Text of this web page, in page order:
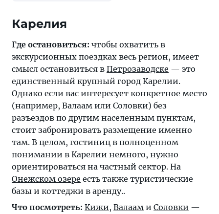
Где остановиться: чтобы охватить в
экскурсионных поездках весь регион, имеет
смысл остановиться в Петрозаводске — это
единственный крупный город Карелии.
Однако если вас интересует конкретное место
(например, Валаам или Соловки) без
разъездов по другим населенным пунктам,
стоит забронировать размещение именно
там. В целом, гостиниц в полноценном
понимании в Карелии немного, нужно
ориентироваться на частный сектор. На
Онежском озере есть также туристические
базы и коттеджи в аренду..
Что посмотреть: Кижи, Валаам и Соловки —